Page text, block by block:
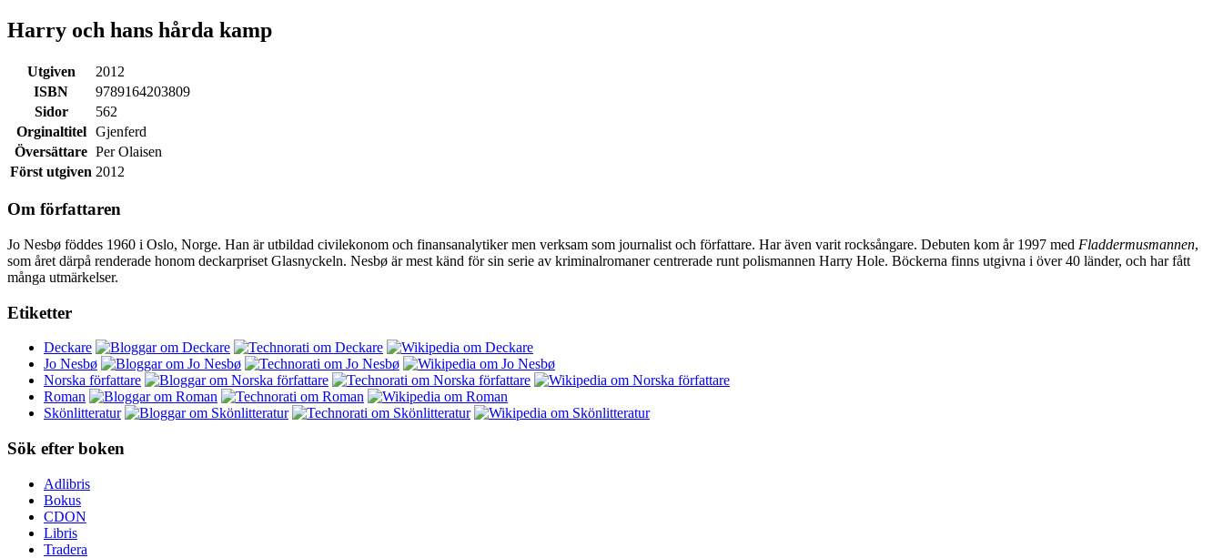
Harry och hans hårda kamp
Utgiven
2012
ISBN
9789164203809
Sidor
562
Orginaltitel
Gjenferd
Översättare Per Olaisen
Först utgiven 2012
Om författaren
Jo Nesbø föddes 1960 i Oslo, Norge. Han är utbildad civilekonom och finansanalytiker men verksam som journalist och författare. Har även varit rocksångare. Debuten kom år 1997 med Fladdermusmannen,
som året därpå renderade honom deckarpriset Glasnyckeln. Nesbø är mest känd för sin serie av kriminalromaner centrerade runt polismannen Harry Hole. Böckerna finns utgivna i över 40 länder, och har fått
många utmärkelser.
Etiketter
Deckare
Jo Nesbø
Norska författare
Roman
Skönlitteratur
Sök efter boken
Adlibris
Bokus
CDON
Libris
Tradera